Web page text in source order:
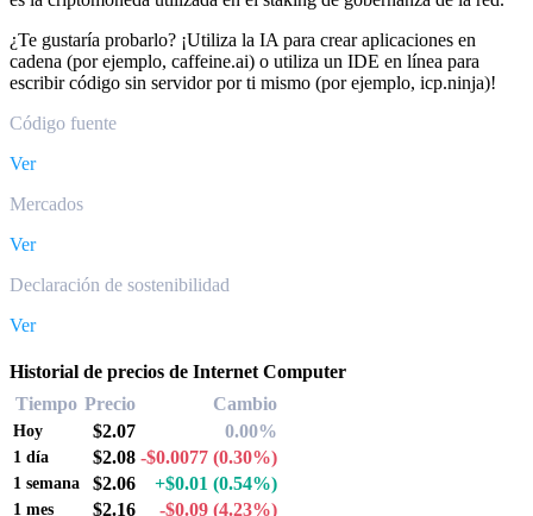
¿Te gustaría probarlo? ¡Utiliza la IA para crear aplicaciones en
cadena (por ejemplo, caffeine.ai) o utiliza un IDE en línea para
escribir código sin servidor por ti mismo (por ejemplo, icp.ninja)!
Código fuente
Ver
Mercados
Ver
Declaración de sostenibilidad
Ver
Historial de precios de Internet Computer
Tiempo Precio Cambio
Hoy $2.07 0.00%
1 día $2.08 -$0.0077 (0.30%)
1 semana $2.06 +$0.01 (0.54%)
1 mes $2.16 -$0.09 (4.23%)